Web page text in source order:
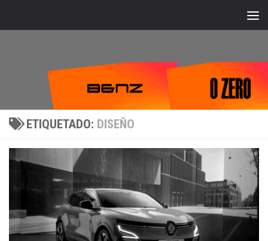
ETIQUETADO: DISEÑO